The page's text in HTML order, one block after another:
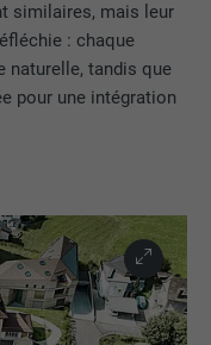
similaires, mais leur
: chaque
naturelle, tandis que
pour une intégration